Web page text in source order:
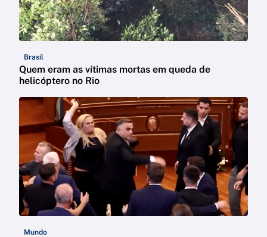
Brasil
Quem eram as vítimas mortas em queda de
helicóptero no Rio
Mundo